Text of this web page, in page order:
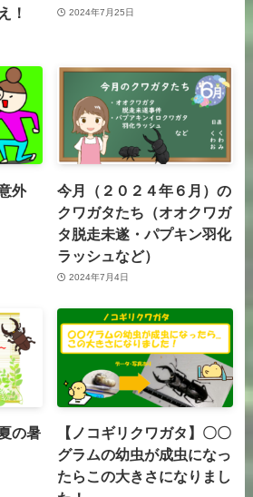
！
2024年7月25日
外
今月（２０２４年６月）の
クワガタたち（オオクワガ
タ脱走未遂・パプキン羽化
ラッシュなど）
2024年7月4日
の暑
【ノコギリクワガタ】〇〇
グラムの幼虫が成虫になっ
たらこの大きさになりまし